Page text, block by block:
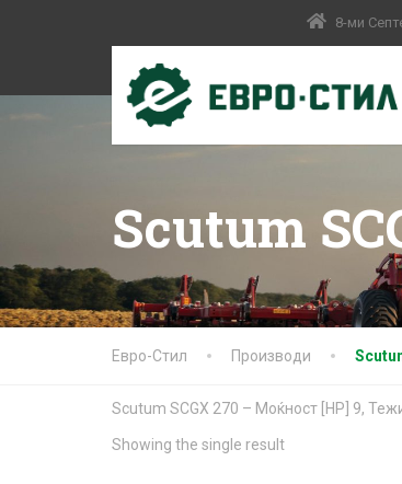
8-ми
Scutum
Евро-Стил Производи
Scutum SCGX 270 – Моќност [HP] 9,
Showing the single result